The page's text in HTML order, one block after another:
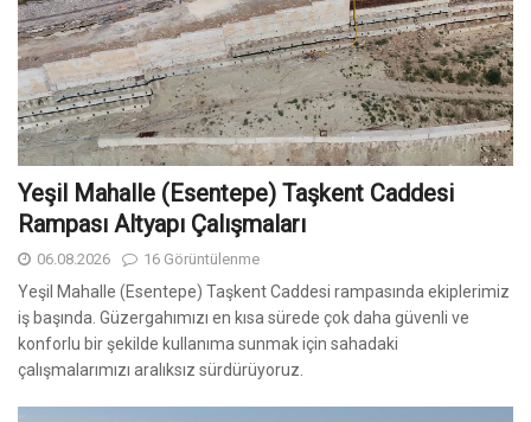
Yeşil Mahalle (Esentepe) Taşkent Caddesi
Rampası Altyapı Çalışmaları
06.08.2026 16 Görüntülenme
Yeşil Mahalle (Esentepe) Taşkent Caddesi rampasında ekiplerimiz
iş başında. Güzergahımızı en kısa sürede çok daha güvenli ve
konforlu bir şekilde kullanıma sunmak için sahadaki
çalışmalarımızı aralıksız sürdürüyoruz.